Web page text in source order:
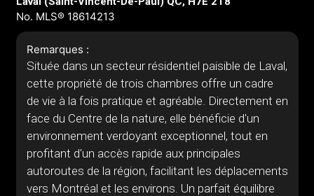
No. MLS® 18614213
Remarques :
Située dans un secteur résidentiel paisible de Laval,
cette propriété de trois chambres offre un cadre
de vie à la fois pratique et agréable. Directement en
face du Centre de la nature, elle bénéficie d'un
environnement verdoyant exceptionnel, tout en
profitant d'un accès rapide aux principales
autoroutes de la région, facilitant les déplacements
vers Montréal et les environs. Un parfait équilibre